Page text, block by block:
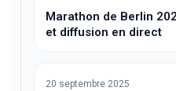
Marathon de Berlin
et diffusion en direct
20 septembre 2025